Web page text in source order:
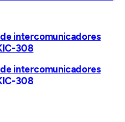
intercomunicadores
308
intercomunicadores
308